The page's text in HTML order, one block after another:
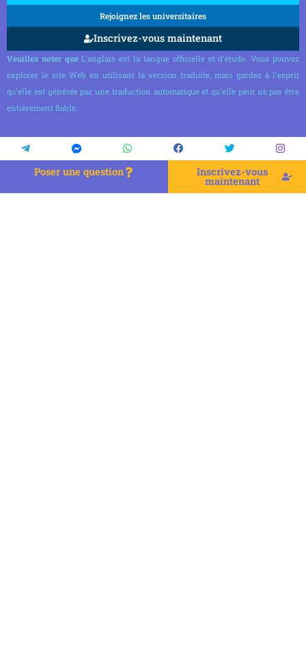
Rejoignez les universitaires
Inscrivez-vous maintenant
Veuillez noter queL'anglais est la langue officielle et d'étude. Vous pouvez
explorer le site Web en utilisant la version traduite, mais gardez à l'esprit
qu'elle est générée par une traduction automatique et qu'elle peut ne pas être
entièrement fiable.
Poser une question Inscrivez-vous
maintenant